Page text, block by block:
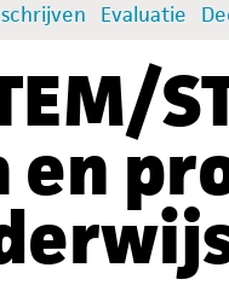
Evaluatie
en